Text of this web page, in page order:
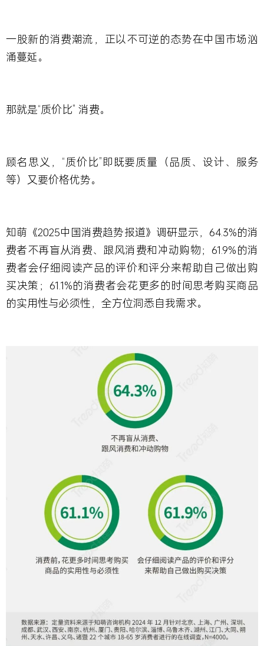
一股新的消费潮流，正以不可逆的态势在中国市场汹
涌蔓延。
那就是“质价比” 消费。
顾名思义，“质价比”即既要质量（品质、设计、服务
等）又要价格优势。
知萌《2025中国消费趋势报道》调研显示，64.3%的消
费者不再盲从消费、跟风消费和冲动购物；61.9%的消
费者会仔细阅读产品的评价和评分来帮助自己做出购
买决策；61.1%的消费者会花更多的时间思考购买商品
的实用性与必须性，全方位洞悉自我需求。